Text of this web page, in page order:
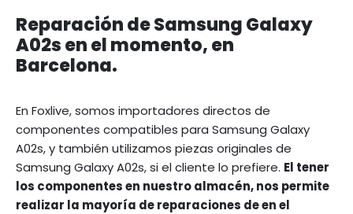
Reparación de Samsung Galaxy
A02s en el momento, en
Barcelona.
En Foxlive, somos importadores directos de
componentes compatibles para Samsung Galaxy
A02s, y también utilizamos piezas originales de
Samsung Galaxy A02s, si el cliente lo prefiere. El tener
los componentes en nuestro almacén, nos permite
realizar la mayoría de reparaciones de en el